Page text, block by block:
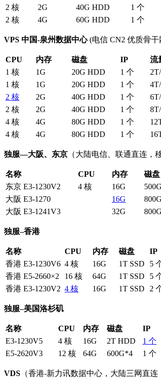
2 核
2G 40G HDD 1 个
2 核
4G 60G HDD 1 个
VPS 中国-泉州数据中心(电信 CN2 优质骨干
CPU 内存 磁盘 IP 流
1 核
1G 20G HDD 1 个
1 核
1G 20G HDD 1 个
2 核
2G 40G HDD 1 个
2 核
2G 40G HDD 1 个
4 核
4G 80G HDD 1 个
4 核
4G 80G HDD 1 个
独服—大阪、东京 （大陆电信、联通直连，
名称 CPU 内存 磁盘
东京 E3-1230V2
4 核 16G
大阪 E3-1270
16G
大阪 E3-1241V3
32G
独服–香港
名称 CPU 内存 磁盘 IP
香港 E3-1230V6 4 核 16G 1T SSD 5
香港 E5-2660×2
16 核 64G 1T SSD 5
香港 E3-1230V2 4 核 16G 1T SSD 2
独服–美国洛杉矶
名称 CPU 内存 磁盘 IP
E3-1230V5
4 核 16G 2T HDD 1 个
E5-2620V3
12 核 64G 600G*4 1 个
VDS （香港-新力讯数据中心，大陆三网直连